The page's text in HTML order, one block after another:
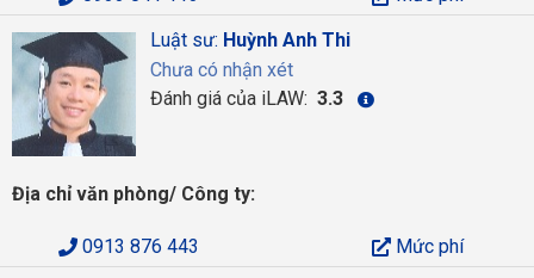
Luật sư: Huỳnh Anh Thi
Chưa có nhận xét
Đánh giá của iLAW: 3.3
Địa chỉ văn phòng/ Công ty:
0913 876 443
Mức phí